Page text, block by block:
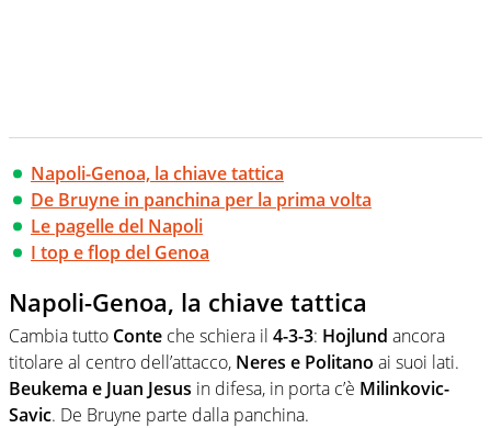
Napoli-Genoa, la chiave tattica
De Bruyne in panchina per la prima volta
Le pagelle del Napoli
I top e flop del Genoa
Napoli-Genoa, la chiave tattica
Cambia tutto Conte che schiera il 4-3-3: Hojlund ancora
titolare al centro dell’attacco, Neres e Politano ai suoi lati.
Beukema e Juan Jesus in difesa, in porta c’è Milinkovic-
Savic. De Bruyne parte dalla panchina.